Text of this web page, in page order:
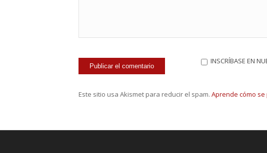
INSCRÍBASE EN
Este sitio usa Akismet para reducir el spam. Aprende cómo